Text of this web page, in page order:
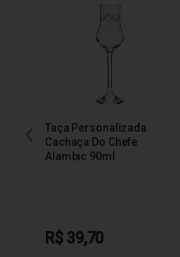
Taça Personalizada
Cachaça Do Chefe
Alambic 90ml
R$ 39,70